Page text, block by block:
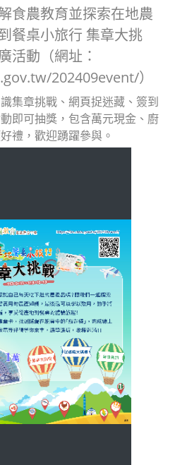
食農教育並探索在地農
餐桌小旅行 集章大挑
活動（網址：
202409event/）
集章挑戰、網頁捉迷藏、簽到
即可抽獎，包含萬元現金、廚
禮，歡迎踴躍參與。